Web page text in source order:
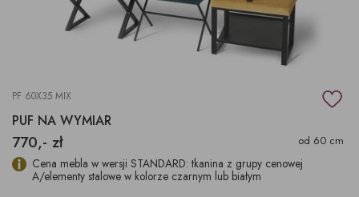
PF 60X35 MIX
PUF NA WYMIAR
770,- zł od 60 cm
Cena mebla w wersji STANDARD: tkanina z grupy cenowej
A/elementy stalowe w kolorze czarnym lub białym